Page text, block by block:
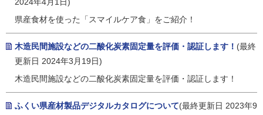
県産食材を使った「スマイルケア食」をご紹介！
木造民間施設などの二酸化炭素固定量を評価・認証します！ (最終
更新日 2024年3月19日)
木造民間施設などの二酸化炭素固定量を評価・認証します！
ふくい県産材製品デジタルカタログについて(最終更新日 2023年9